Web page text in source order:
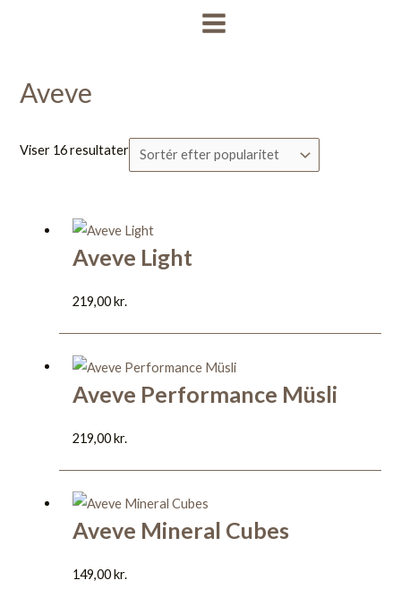
MAIN
Aveve
Viser 16 resultater
Aveve Light
219,00kr.
Aveve Performance Müsli
219,00kr.
Aveve Mineral Cubes
149,00 kr.